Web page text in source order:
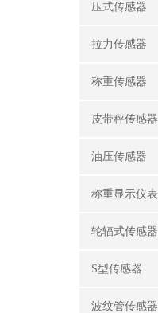
压式传感器
拉力传感器
称重传感器
皮带秤传感器
油压传感器
称重显示仪表
轮辐式传感器
S型传感器
波纹管传感器